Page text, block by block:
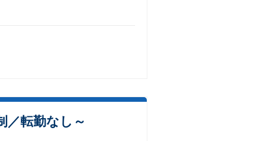
／転勤なし～